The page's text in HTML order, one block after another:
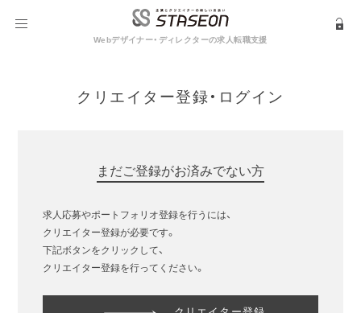
Webデザイナー・ディレクターの求人転職支援
クリエイター登録・ログイン
まだご登録がお済みでない方
求人応募やポートフォリオ登録を行うには、
クリエイター登録が必要です。
下記ボタンをクリックして、
クリエイター登録を行ってください。